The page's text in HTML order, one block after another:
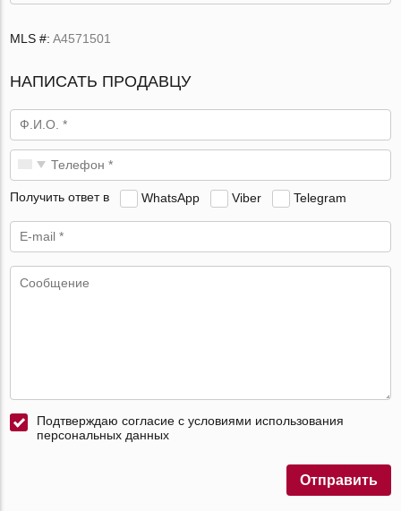
MLS #:A4571501
НАПИСАТЬ ПРОДАВЦУ
Получить ответ в WhatsApp Viber Telegram
Подтверждаю согласие с условиями использования
персональных данных
Отправить